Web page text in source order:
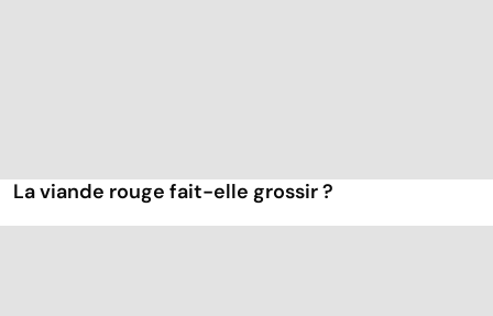
La viande rouge fait-elle grossir ?